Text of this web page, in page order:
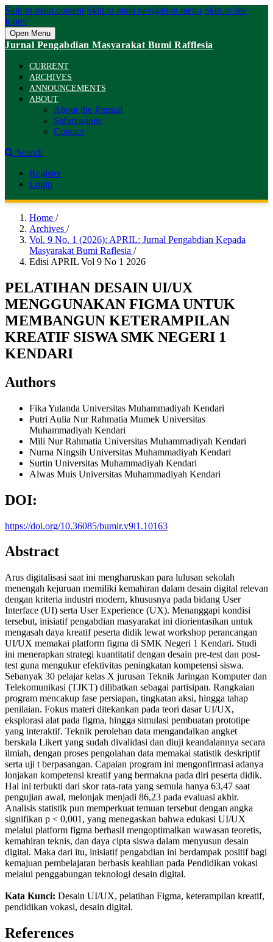
Skip to main content Skip to main navigation menu Skip to site
footer
Open Menu
Jurnal Pengabdian Masyarakat Bumi Rafflesia
CURRENT
ARCHIVES
ANNOUNCEMENTS
ABOUT
About the Journal
Submissions
Contact
Search
Register
Login
Home /
Archives /
Vol. 9 No. 1 (2026): APRIL: Jurnal Pengabdian Kepada
Masyarakat Bumi Raflesia /
Edisi APRIL Vol 9 No 1 2026
PELATIHAN DESAIN UI/UX
MENGGUNAKAN FIGMA UNTUK
MEMBANGUN KETERAMPILAN
KREATIF SISWA SMK NEGERI 1
KENDARI
Authors
Fika Yulanda Universitas Muhammadiyah Kendari
Putri Aulia Nur Rahmatia Mumek Universitas
Muhammadiyah Kendari
Mili Nur Rahmatia Universitas Muhammadiyah Kendari
Nurna Ningsih Universitas Muhammadiyah Kendari
Surtin Universitas Muhammadiyah Kendari
Alwas Muis Universitas Muhammadiyah Kendari
DOI:
https://doi.org/10.36085/bumir.v9i1.10163
Abstract
Arus digitalisasi saat ini mengharuskan para lulusan sekolah
menengah kejuruan memiliki kemahiran dalam desain digital relevan
dengan kriteria industri modern, khususnya pada bidang User
Interface (UI) serta User Experience (UX). Menanggapi kondisi
tersebut, inisiatif pengabdian masyarakat ini diorientasikan untuk
mengasah daya kreatif peserta didik lewat workshop perancangan
UI/UX memakai platform figma di SMK Negeri 1 Kendari. Studi
ini menerapkan strategi kuantitatif dengan desain pre-test dan post-
test guna mengukur efektivitas peningkatan kompetensi siswa.
Sebanyak 30 pelajar kelas X jurusan Teknik Jaringan Komputer dan
Telekomunikasi (TJKT) dilibatkan sebagai partisipan. Rangkaian
program mencakup fase persiapan, tingkatan aksi, hingga tahap
penilaian. Fokus materi ditekankan pada teori dasar UI/UX,
eksplorasi alat pada figma, hingga simulasi pembuatan prototipe
yang interaktif. Teknik perolehan data mengandalkan angket
berskala Likert yang sudah divalidasi dan diuji keandalannya secara
ilmiah, dengan proses pengolahan data memakai statistik deskriptif
serta uji t berpasangan. Capaian program ini mengonfirmasi adanya
lonjakan kompetensi kreatif yang bermakna pada diri peserta didik.
Hal ini terbukti dari skor rata-rata yang semula hanya 63,47 saat
pengujian awal, melonjak menjadi 86,23 pada evaluasi akhir.
Analisis statistik pun memperkuat temuan tersebut dengan angka
signifikan p < 0,001, yang menegaskan bahwa edukasi UI/UX
melalui platform figma berhasil mengoptimalkan wawasan teoretis,
kemahiran teknis, dan daya cipta siswa dalam menyusun desain
digital. Maka dari itu, inisiatif pengabdian ini berdampak positif bagi
kemajuan pembelajaran berbasis keahlian pada Pendidikan vokasi
melalui penggabungan teknologi desain digital.
Kata Kunci: Desain UI/UX, pelatihan Figma, keterampilan kreatif,
pendidikan vokasi, desain digital.
References